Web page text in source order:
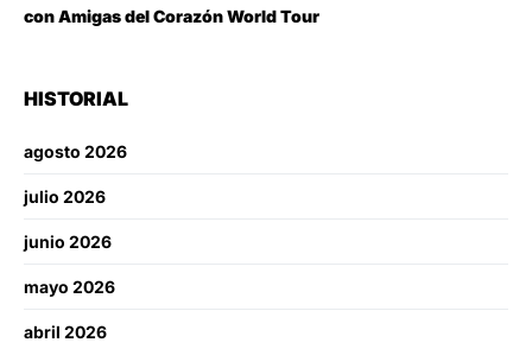
con Amigas del Corazón World Tour
HISTORIAL
agosto 2026
julio 2026
junio 2026
mayo 2026
abril 2026